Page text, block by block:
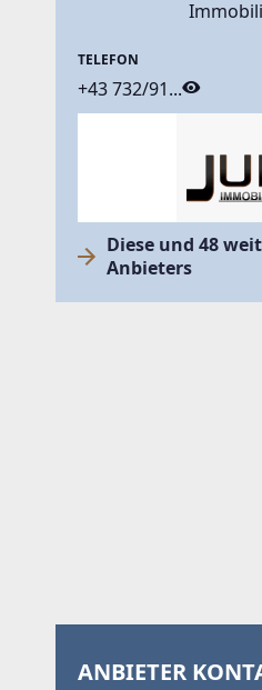
TELEFON
+43 732/91...
Diese und 48
Anbieters
ANBIETER